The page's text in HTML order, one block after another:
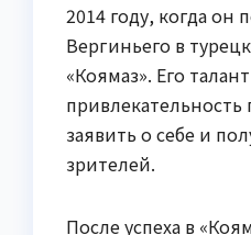
2014 году, когда он
Вергиньего в
«Коямаз». Его
заявить о себе и
зрителей.
После успеха в